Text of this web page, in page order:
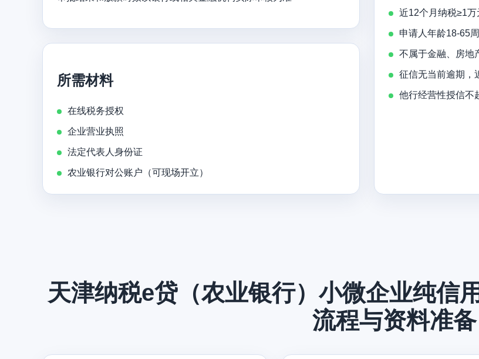
近12个月纳税≥1
申请人年龄18-65
不属于金融、房地
征信无当前逾期，
他行经营性授信不
所需材料
在线税务授权
企业营业执照
法定代表人身份证
农业银行对公账户（可现场开立）
天津纳税e贷（农业银行）小微企业纯信
流程与资料准备